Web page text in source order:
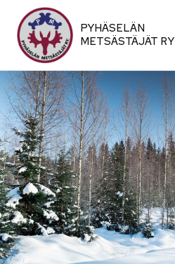
sisältöön
PYHÄSELÄN
METSÄSTÄJÄT RY